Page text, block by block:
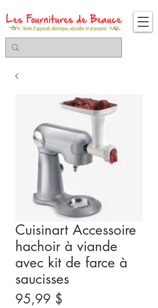
Cuisinart Accessoire
hachoir à viande
avec kit de farce à
saucisses
95,99 $